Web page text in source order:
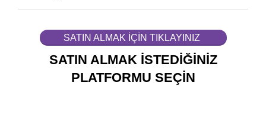
SATIN ALMAK İÇİN TIKLAYINIZ
SATIN ALMAK İSTEDİĞİNİZ
PLATFORMU SEÇİN